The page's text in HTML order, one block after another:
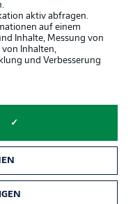
aktiv abfragen.
auf einem
Inhalte, Messung von
Inhalten,
und Verbesserung